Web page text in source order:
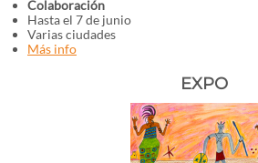
Colaboración
Hasta el 7 de junio
Varias ciudades
Más info
EXPO